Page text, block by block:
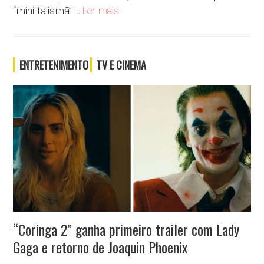
“mini-talismã” … Ler mais
ENTRETENIMENTO TV E CINEMA
“Coringa 2” ganha primeiro trailer com Lady
Gaga e retorno de Joaquin Phoenix